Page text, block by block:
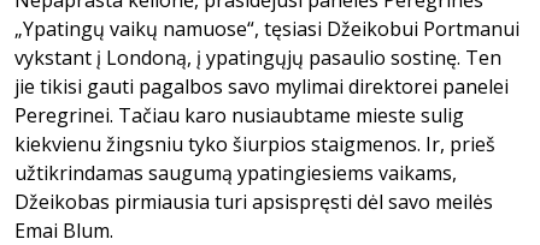
„Ypatingų vaikų namuose“, tęsiasi Džeikobui Portmanui
vykstant į Londoną, į ypatingųjų pasaulio sostinę. Ten
jie tikisi gauti pagalbos savo mylimai direktorei panelei
Peregrinei. Tačiau karo nusiaubtame mieste sulig
kiekvienu žingsniu tyko šiurpios staigmenos. Ir, prieš
užtikrindamas saugumą ypatingiesiems vaikams,
Džeikobas pirmiausia turi apsispręsti dėl savo meilės
Emai Blum.